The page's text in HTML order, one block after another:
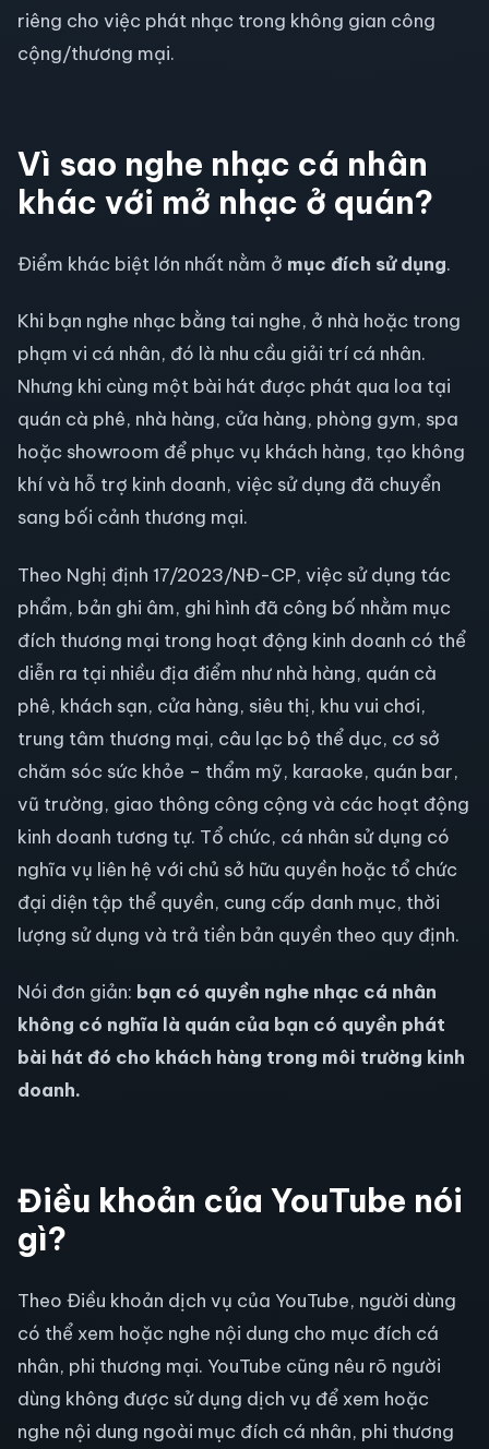
riêng cho việc phát nhạc trong không gian công
cộng/thương mại.
Vì sao nghe nhạc cá nhân
khác với mở nhạc ở quán?
Điểm khác biệt lớn nhất nằm ở mục đích sử dụng.
Khi bạn nghe nhạc bằng tai nghe, ở nhà hoặc trong
phạm vi cá nhân, đó là nhu cầu giải trí cá nhân.
Nhưng khi cùng một bài hát được phát qua loa tại
quán cà phê, nhà hàng, cửa hàng, phòng gym, spa
hoặc showroom để phục vụ khách hàng, tạo không
khí và hỗ trợ kinh doanh, việc sử dụng đã chuyển
sang bối cảnh thương mại.
Theo Nghị định 17/2023/NĐ-CP, việc sử dụng tác
phẩm, bản ghi âm, ghi hình đã công bố nhằm mục
đích thương mại trong hoạt động kinh doanh có thể
diễn ra tại nhiều địa điểm như nhà hàng, quán cà
phê, khách sạn, cửa hàng, siêu thị, khu vui chơi,
trung tâm thương mại, câu lạc bộ thể dục, cơ sở
chăm sóc sức khỏe – thẩm mỹ, karaoke, quán bar,
vũ trường, giao thông công cộng và các hoạt động
kinh doanh tương tự. Tổ chức, cá nhân sử dụng có
nghĩa vụ liên hệ với chủ sở hữu quyền hoặc tổ chức
đại diện tập thể quyền, cung cấp danh mục, thời
lượng sử dụng và trả tiền bản quyền theo quy định.
Nói đơn giản: bạn có quyền nghe nhạc cá nhân
không có nghĩa là quán của bạn có quyền phát
bài hát đó cho khách hàng trong môi trường kinh
doanh.
Điều khoản của YouTube nói
gì?
Theo Điều khoản dịch vụ của YouTube, người dùng
có thể xem hoặc nghe nội dung cho mục đích cá
nhân, phi thương mại. YouTube cũng nêu rõ người
dùng không được sử dụng dịch vụ để xem hoặc
nghe nội dung ngoài mục đích cá nhân, phi thương